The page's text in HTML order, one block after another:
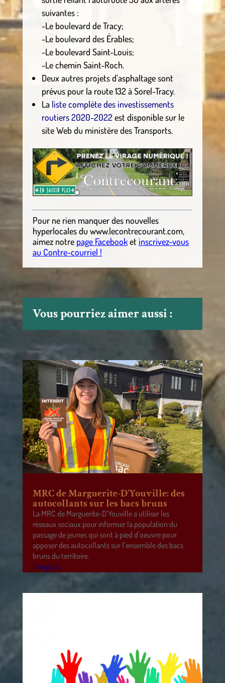
suivantes :
-Le boulevard de Tracy;
-Le boulevard des Érables;
-Le boulevard Saint-Louis;
-Le chemin Saint-Roch.
Deux autres projets d’asphaltage sont
prévus pour la route 132 à Sorel-Tracy.
La liste complète des investissements
routiers 2020-2022 est disponible sur le
site Web du ministère des Transports.
Pour ne rien manquer des nouvelles
hyperlocalesdu www.lecontrecourant.com,
aimez notre page Facebooket inscrivez-vous
au Contre-courriel !
Vous pourriez aimer aussi :
MRC de Marguerite-D’Youville: des
autocollants sur les bacs bruns
La MRC de Marguerite-D’Youville a utiliser les
réseaux sociaux pour informer la population du
passage de jeunes qui sont à pied d’oeuvre pour
apposer des autocollants sur l’ensemble des bacs
bruns du territoire.
lire plus